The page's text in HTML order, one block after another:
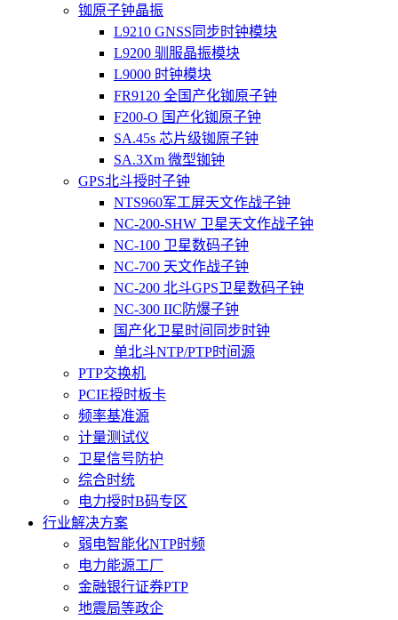
铷原子钟晶振
L9210 GNSS同步时钟模块
L9200 驯服晶振模块
L9000 时钟模块
FR9120 全国产化铷原子钟
F200-O 国产化铷原子钟
SA.45s 芯片级铷原子钟
SA.3Xm 微型铷钟
GPS北斗授时子钟
NTS960军工屏天文作战子钟
NC-200-SHW 卫星天文作战子钟
NC-100 卫星数码子钟
NC-700 天文作战子钟
NC-200 北斗GPS卫星数码子钟
NC-300 IIC防爆子钟
国产化卫星时间同步时钟
单北斗NTP/PTP时间源
PTP交换机
PCIE授时板卡
频率基准源
计量测试仪
卫星信号防护
综合时统
电力授时B码专区
行业解决方案
弱电智能化NTP时频
电力能源工厂
金融银行证券PTP
地震局等政企